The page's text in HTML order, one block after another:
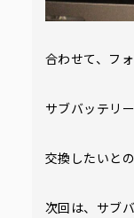
合わせて、フ
サブバッテリ
交換したいと
次回は、サブ